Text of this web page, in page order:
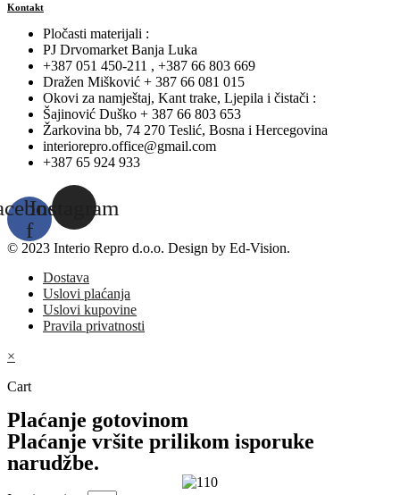
Kontakt
Pločasti materijali :
PJ Drvomarket Banja Luka
+387 051 450-211 , +387 66 803 669
Dražen Mišković + 387 66 081 015
Okovi za namještaj, Kant trake, Ljepila i čistači :
Šajinović Duško + 387 66 803 653
Žarkovina bb, 74 270 Teslić, Bosna i Hercegovina
interiorepro.office@gmail.com
+387 65 924 933
f
Instagram
© 2023 Interio Repro d.o.o. Design by Ed-Vision.
Dostava
Uslovi plaćanja
Uslovi kupovine
Pravila privatnosti
×
Cart
Plaćanje gotovinom
Plaćanje vršite prilikom isporuke
narudžbe.